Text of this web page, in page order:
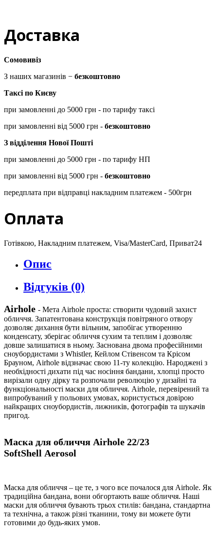
Доставка
Сомовивіз
З наших магазинів − безкоштовно
Таксі по Києву
при замовленні до 5000 грн - по тарифу таксі
при замовленні від 5000 грн - безкоштовно
З відділення Нової Пошті
при замовленні до 5000 грн - по тарифу НП
при замовленні від 5000 грн - безкоштовно
передплата при відправці накладним платежем - 500грн
Оплата
Готівкою, Накладним платежем, Visa/MasterCard, Приват24
Опис
Відгуків (0)
Airhole - Мета Airhole проста: створити чудовий захист
обличчя. Запатентована конструкція повітряного отвору
дозволяє дихання бути вільним, запобігає утворенню
конденсату, зберігає обличчя сухим та теплим і дозволяє
довше залишатися в ньому. Заснована двома професійними
сноубордистами з Whistler, Кейлом Стівенсом та Крісом
Брауном, Airhole відзначає свою 11-ту колекцію. Народжені з
необхідності дихати під час носіння бандани, хлопці просто
вирізали одну дірку та розпочали революцію у дизайні та
функціональності маски для обличчя. Airhole, перевірений та
випробуваний у польових умовах, користується довірою
найкращих сноубордистів, лижників, фотографів та шукачів
пригод.
Маска для обличчя Airhole 22/23
SoftShell Aerosol
Маска для обличчя – це те, з чого все почалося для Airhole. Як
традиційна бандана, вони обгортають ваше обличчя. Наші
маски для обличчя бувають трьох стилів: бандана, стандартна
та технічна, а також різні тканини, тому ви можете бути
готовими до будь-яких умов.